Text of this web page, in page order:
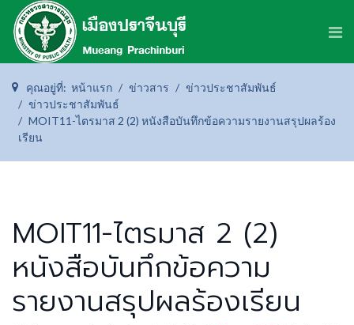
คุณอยู่ที่: หน้าแรก ข่าวสาร
ข่าวประชาสัมพันธ์
ข่าวประชาสัมพันธ์
MOIT11-ไตรมาส 2 (2) หนังสือบันทึกข้อความรายงานสรุปผลร้อง
เรียน
MOIT11-ไตรมาส 2 (2)
หนังสือบันทึกข้อความ
รายงานสรุปผลร้องเรียน